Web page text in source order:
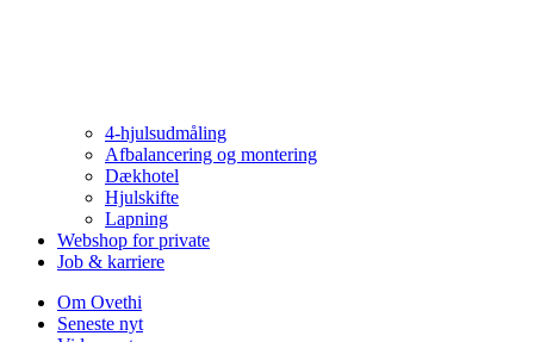
4-hjulsudmåling
Afbalancering og montering
Dækhotel
Hjulskifte
Lapning
Webshop for private
Job & karriere
Om Ovethi
Seneste nyt